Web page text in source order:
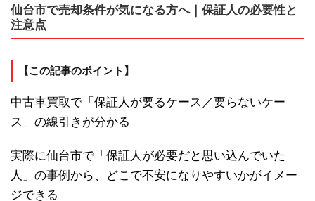
仙台市で売却条件が気になる方へ｜保証人の必要性と
注意点
【この記事のポイント】
中古車買取で「保証人が要るケース／要らないケー
ス」の線引きが分かる
実際に仙台市で「保証人が必要だと思い込んでいた
人」の事例から、どこで不安になりやすいかがイメー
ジできる